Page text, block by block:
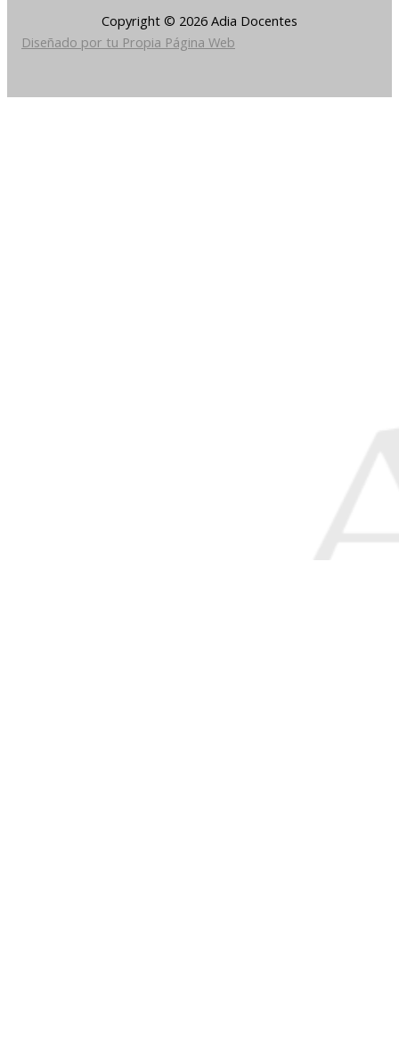
Copyright © 2026 Adia Docentes
Diseñado por tu Propia Página Web